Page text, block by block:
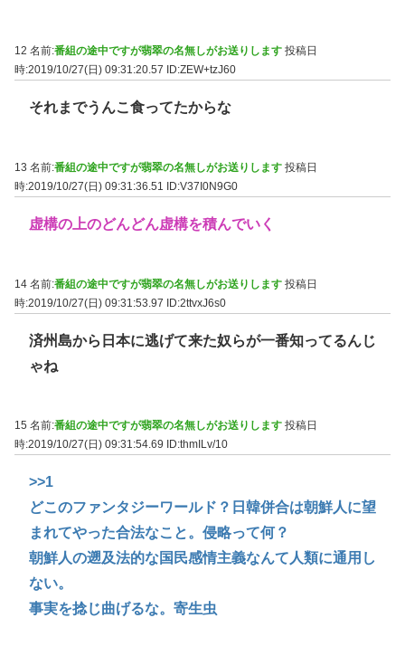
12 名前:番組の途中ですが翡翠の名無しがお送りします 投稿日
時:2019/10/27(日) 09:31:20.57
ID:ZEW+tzJ60
それまでうんこ食ってたからな
13 名前:番組の途中ですが翡翠の名無しがお送りします 投稿日
時:2019/10/27(日) 09:31:36.51
ID:V37I0N9G0
虚構の上のどんどん虚構を積んでいく
14 名前:番組の途中ですが翡翠の名無しがお送りします 投稿日
時:2019/10/27(日) 09:31:53.97 ID:2ttvxJ6s0
済州島から日本に逃げて来た奴らが一番知ってるんじ
ゃね
15 名前:番組の途中ですが翡翠の名無しがお送りします 投稿日
時:2019/10/27(日) 09:31:54.69
ID:thmILv/10
>>1
どこのファンタジーワールド？日韓併合は朝鮮人に望
まれてやった合法なこと。侵略って何？
朝鮮人の遡及法的な国民感情主義なんて人類に通用し
ない。
事実を捻じ曲げるな。寄生虫